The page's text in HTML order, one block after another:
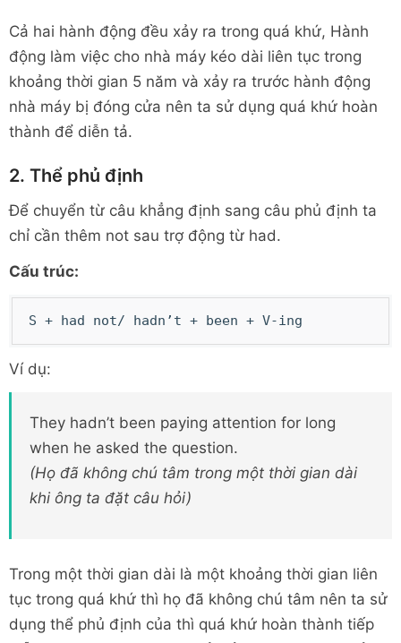
Cả hai hành động đều xảy ra trong quá khứ, Hành
động làm việc cho nhà máy kéo dài liên tục trong
khoảng thời gian 5 năm và xảy ra trước hành động
nhà máy bị đóng cửa nên ta sử dụng quá khứ hoàn
thành để diễn tả.
2. Thể phủ định
Để chuyển từ câu khẳng định sang câu phủ định ta
chỉ cần thêm not sau trợ động từ had.
Cấu trúc:
S + had not/ hadn’t + been + V-ing
Ví dụ:
They hadn’t been paying attention for long
when he asked the question.
(Họ đã không chú tâm trong một thời gian dài
khi ông ta đặt câu hỏi)
Trong một thời gian dài là một khoảng thời gian liên
tục trong quá khứ thì họ đã không chú tâm nên ta sử
dụng thể phủ định của thì quá khứ hoàn thành tiếp